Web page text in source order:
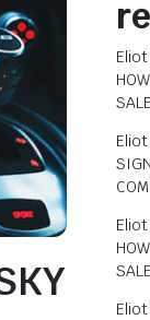
SALE
SALE